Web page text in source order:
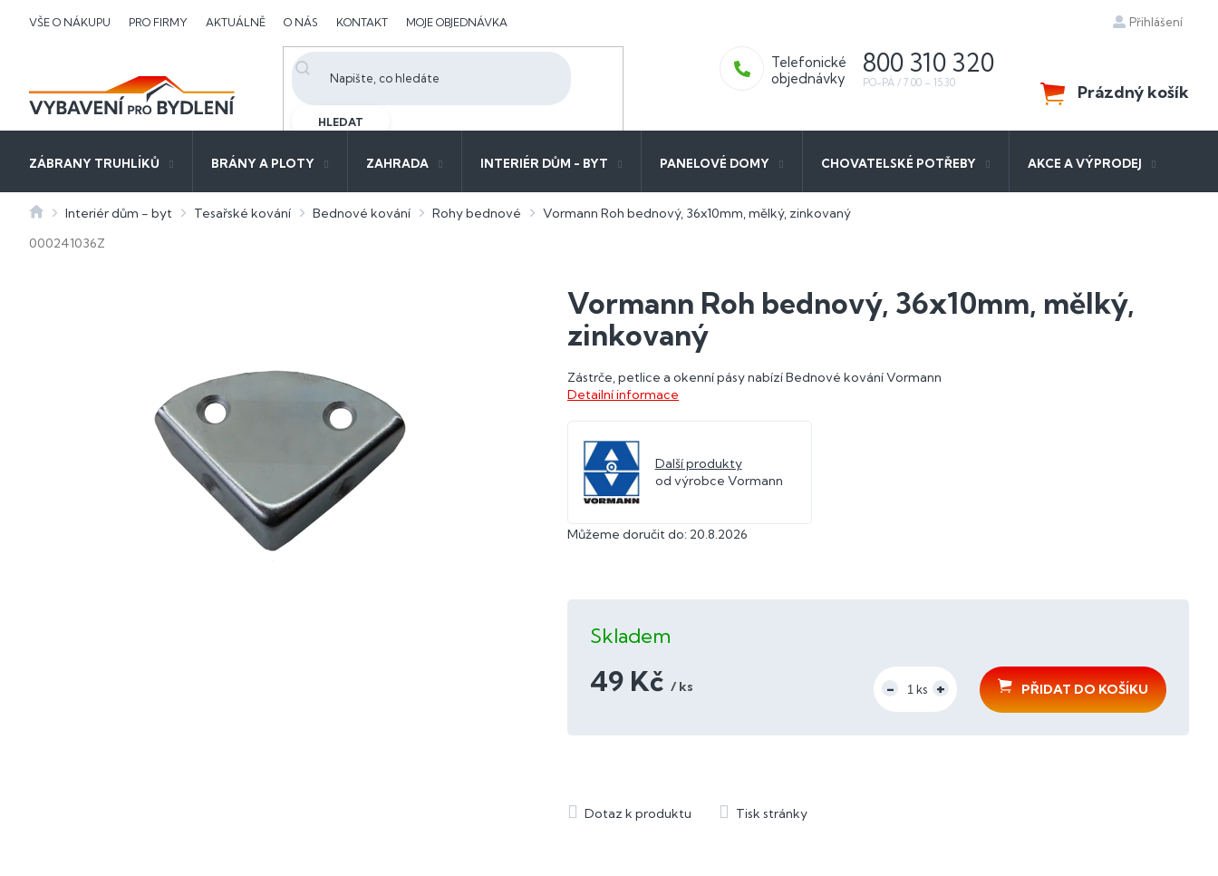
VŠE O NÁKUPU PRO FIRMY AKTUÁLNĚ O NÁS KONTAKT MOJE OBJEDNÁVKA Přihlášení
HLEDAT
800 310 320
NÁKUPNÍ
KOŠÍK
Prázdný košík
ZÁBRANY TRUHLÍKŮ BRÁNY A PLOTY ZAHRADA INTERIÉR DŮM - BYT PANELOVÉ DOMY CHOVATELSKÉ POTŘEBY AKCE A VÝPRODEJ
DomůInteriér dům - byt Tesařské kování Bednové kování Rohy bednové
Vormann Roh bednový, 36x10mm, mělký, zinkovaný
000241036Z
Vormann Roh bednový, 36x10mm, mělký,
zinkovaný
Můžeme doručit do: 20.8.2026
Skladem
49 Kč / ks
PŘIDAT DO KOŠÍKU
Zástrče, petlice a okenní pásy nabízí Bednové kování Vormann
Detailní informace
Další produkty
od výrobce Vormann